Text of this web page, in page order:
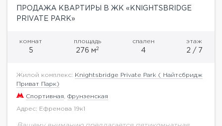
ПРОДАЖА КВАРТИРЫ В ЖК «KNIGHTSBRIDGE
PRIVATE PARK»
комнат
5
площадь
276 м2
спален
4
этаж
2 / 7
Жилой комплекс:
Knightsbridge Private Park ( Найтсбридж
Приват Парк)
Спортивная Фрунзенская
Адрес: Ефремова 19к1